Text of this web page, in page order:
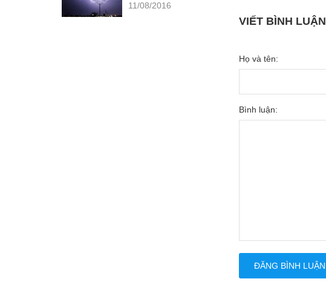
VIẾT BÌNH LUẬN
Họ và tên:
Bình luận:
ĐĂNG BÌNH LUẬN
11/08/2016